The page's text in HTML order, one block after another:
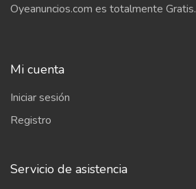
Oyeanuncios.com es totalmente Gratis.
Mi cuenta
Iniciar sesión
Registro
Servicio de asistencia